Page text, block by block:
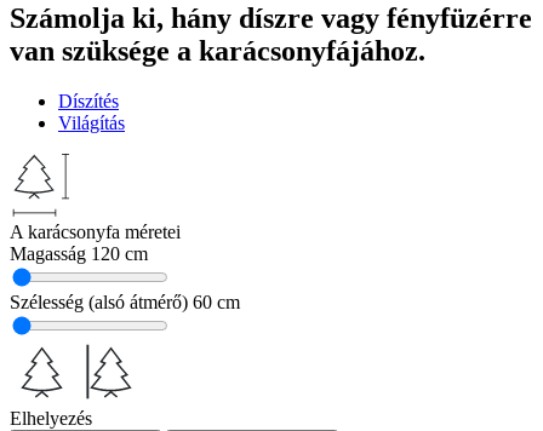
Számolja ki, hány díszre vagy fényfüzérre
van szüksége a karácsonyfájához.
Díszítés
Világítás
A karácsonyfa méretei
Magasság 120 cm
Szélesség (alsó átmérő) 60 cm
Elhelyezés